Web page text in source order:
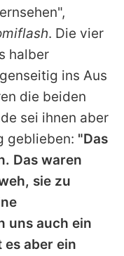
. Die vier
halber
ins Aus
die beiden
sei ihnen aber
geblieben: "Das
Das waren
sie zu
uns auch ein
es aber ein